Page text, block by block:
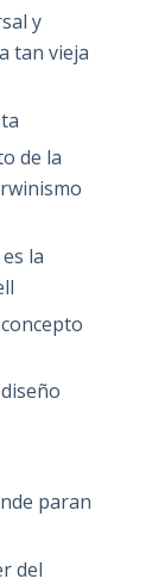
y
tan vieja
de la
la
paran
del